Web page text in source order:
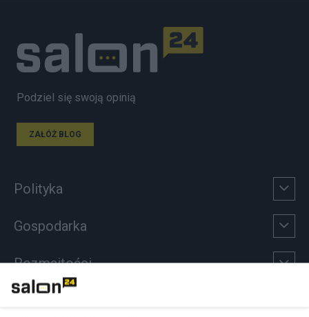
Podziel się swoją opinią
ZAŁÓŻ BLOG
Polityka
Gospodarka
Rozmaitości